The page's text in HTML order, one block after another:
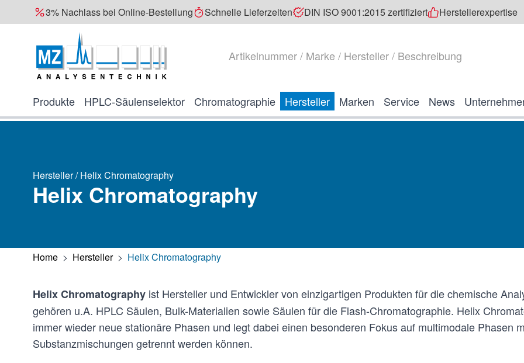
3% Nachlass bei Online-Bestellung Schnelle Lieferzeiten DIN ISO 9001:2015 zertifiziert
Herstellerexpertise
Suche
Produkte HPLC-Säulenselektor Chromatographie Hersteller Marken Service News
Hersteller / Helix Chromatography
Helix Chromatography
Home > Hersteller > Helix Chromatography
Helix Chromatography ist Hersteller und Entwickler von einzigartigen Produkten für die chemische
gehören u.A. HPLC Säulen, Bulk-Materialien sowie Säulen für die Flash-Chromatographie. Helix
immer wieder neue stationäre Phasen und legt dabei einen besonderen Fokus auf multimodale Phasen
Substanzmischungen getrennt werden können.